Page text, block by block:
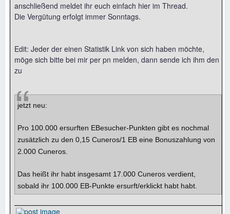
anschließend meldet ihr euch einfach hier im Thread.
Die Vergütung erfolgt immer Sonntags.
Edit: Jeder der einen Statistik Link von sich haben möchte,
möge sich bitte bei mir per pn melden, dann sende ich ihm den
zu
jetzt neu:
Pro 100.000 ersurften EBesucher-Punkten gibt es nochmal
zusätzlich zu den 0,15 Cuneros/1 EB eine Bonuszahlung von
2.000 Cuneros.
Das heißt ihr habt insgesamt 17.000 Cuneros verdient,
sobald ihr 100.000 EB-Punkte ersurft/erklickt habt habt.